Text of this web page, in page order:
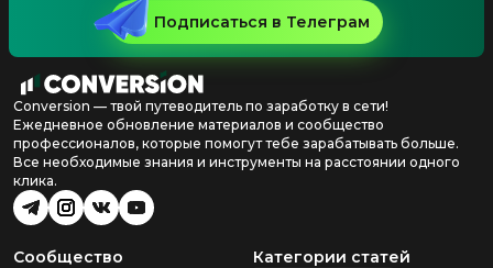
Подписаться в Телеграм
Conversion — твой путеводитель по заработку в сети!
Ежедневное обновление материалов и сообщество
профессионалов, которые помогут тебе зарабатывать больше.
Все необходимые знания и инструменты на расстоянии одного
клика.
Сообщество Категории статей